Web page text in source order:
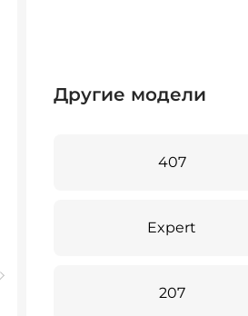
Другие модели
407
Expert
207